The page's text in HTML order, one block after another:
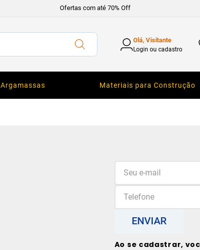
Ofertas com até 70% Off
Olá, Visitante
Login ou cadastro
Argamassas Materiais para Construção
ENVIAR
Ao se cadastrar,